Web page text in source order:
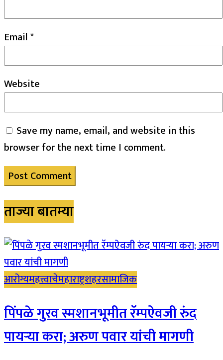
Email*
Website
Save my name, email, and website in this
browser for the next time I comment.
ताज्या बातम्या
आरोग्यमहत्त्वाचेमहाराष्ट्रशहरसामाजिक
पिंपळे गुरव स्मशानभूमीत रॅम्पऐवजी रुंद
पायऱ्या करा; अरुण पवार यांची मागणी